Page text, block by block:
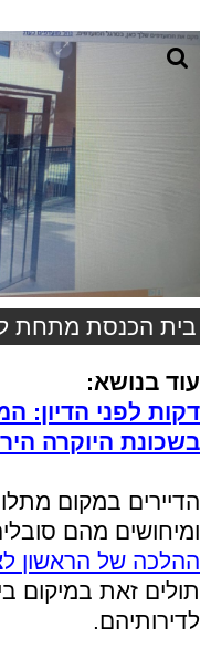
בית הכנסת מתחת
עוד בנושא:
דקות לפני הדיון:
בשכונת היוקרה
הדיירים במקום
ומיחושים מהם
ההלכה של הראשון
תולים זאת
לדירותיהם.